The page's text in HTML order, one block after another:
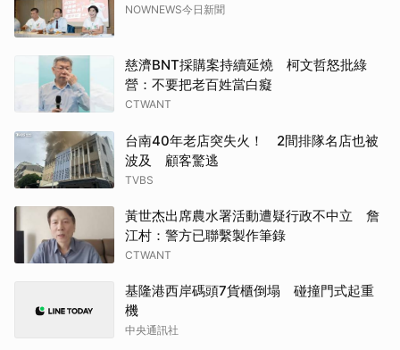
NOWNEWS今日新聞
慈濟BNT採購案持續延燒 柯文哲怒批綠
營：不要把老百姓當白癡
CTWANT
台南40年老店突失火！ 2間排隊名店也被
波及 顧客驚逃
TVBS
黃世杰出席農水署活動遭疑行政不中立 詹
江村：警方已聯繫製作筆錄
CTWANT
基隆港西岸碼頭7貨櫃倒塌 碰撞門式起重
機
中央通訊社